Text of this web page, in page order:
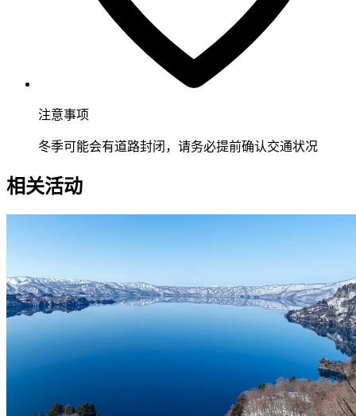
注意事项
冬季可能会有道路封闭，请务必提前确认交通状况
相关活动